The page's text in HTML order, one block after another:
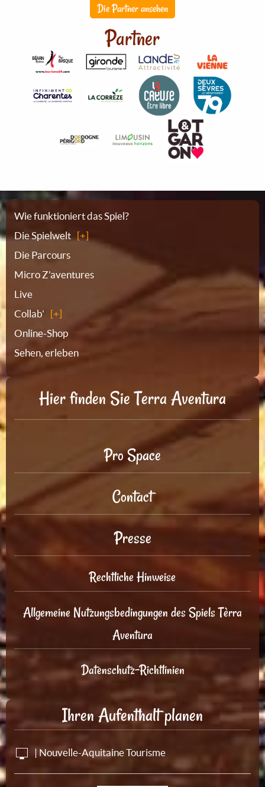
Die Partner ansehen
Partner
Sitemap
Wie funktioniert das Spiel?
Die Spielwelt
Die Parcours
Micro Z'aventures
Live
Collab'
Online-Shop
Sehen, erleben
Hier finden Sie Terra Aventura
Pro Space
Contact
Presse
Rechtliche Hinweise
Allgemeine Nutzungsbedingungen des Spiels Tèrra
Aventura
Datenschutz-Richtlinien
Ihren Aufenthalt planen
| Nouvelle-Aquitaine Tourisme